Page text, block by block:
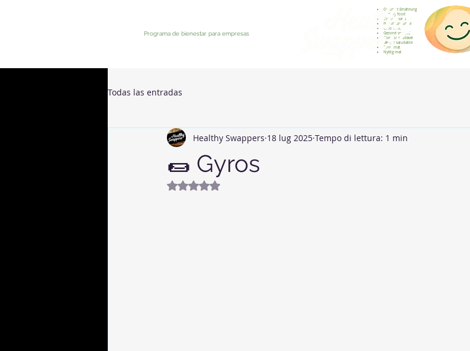
Programa de bienestar para empresas
Gesunde Ernährung
Healthy food
Comida sana
Nourriture saine
Cibo sano
Gezond voedsel
Comida saudável
Menjar saludable
Sunn mat
Nyttig mat
Todas las entradas
🌯 Gyros
Healthy Swappers 18 lug 2025 Tempo di lettura: 1 min
Valutazione NaN stelle su 5.